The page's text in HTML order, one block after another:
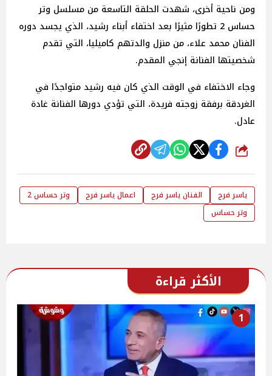
ومن ناحية أخرى، شهدت الحلقة التاسعة من مسلسل وتر
حساس 2 تطورًا مثيرًا بعد اختفاء أبناء رشيد، الذي يجسد دوره
الفنان محمد علاء، من منزل والدتهم كاميليا، التي تقدم
شخصيتها الفنانة إنجي المقدم.
وجاء الاختفاء في الوقت الذي كان فيه رشيد متواجدًا في
الغردقة برفقة زوجته فريدة، التي تؤدي دورها الفنانة غادة
عادل.
شارك
ياسر فرج الفنان ياسر فرج اعمال ياسر فرج
وتر حساس 2
وتر حساس
الأكثر قراءة
1